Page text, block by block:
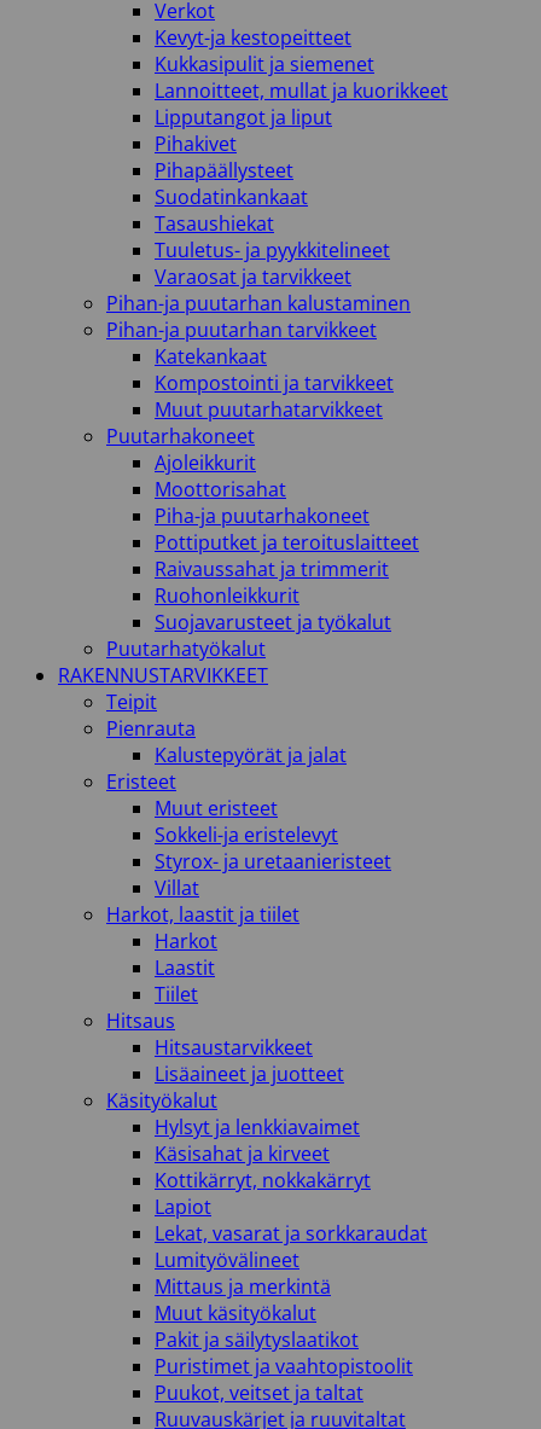
Verkot
Kevyt-ja kestopeitteet
Kukkasipulit ja siemenet
Lannoitteet, mullat ja kuorikkeet
Lipputangot ja liput
Pihakivet
Pihapäällysteet
Suodatinkankaat
Tasaushiekat
Tuuletus- ja pyykkitelineet
Varaosat ja tarvikkeet
Pihan-ja puutarhan kalustaminen
Pihan-ja puutarhan tarvikkeet
Katekankaat
Kompostointi ja tarvikkeet
Muut puutarhatarvikkeet
Puutarhakoneet
Ajoleikkurit
Moottorisahat
Piha-ja puutarhakoneet
Pottiputket ja teroituslaitteet
Raivaussahat ja trimmerit
Ruohonleikkurit
Suojavarusteet ja työkalut
Puutarhatyökalut
RAKENNUSTARVIKKEET
Teipit
Pienrauta
Kalustepyörät ja jalat
Eristeet
Muut eristeet
Sokkeli-ja eristelevyt
Styrox- ja uretaanieristeet
Villat
Harkot, laastit ja tiilet
Harkot
Laastit
Tiilet
Hitsaus
Hitsaustarvikkeet
Lisäaineet ja juotteet
Käsityökalut
Hylsyt ja lenkkiavaimet
Käsisahat ja kirveet
Kottikärryt, nokkakärryt
Lapiot
Lekat, vasarat ja sorkkaraudat
Lumityövälineet
Mittaus ja merkintä
Muut käsityökalut
Pakit ja säilytyslaatikot
Puristimet ja vaahtopistoolit
Puukot, veitset ja taltat
Ruuvauskärjet ja ruuvitaltat